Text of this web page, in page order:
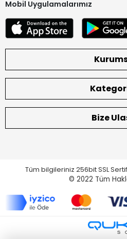
Mobil Uygulamalarımız
Bize
Tüm bilgileriniz 256bit SSL
© 2022 Tüm